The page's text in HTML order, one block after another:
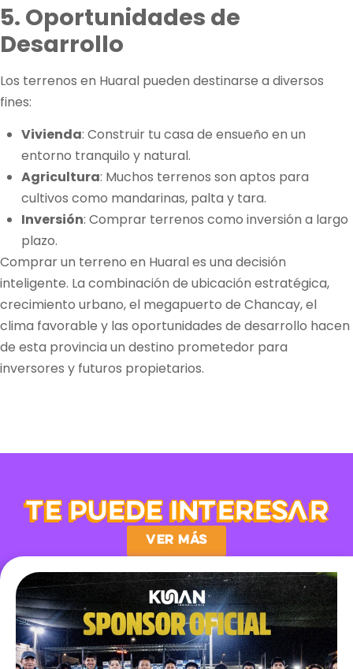
5. Oportunidades de
Desarrollo
Los terrenos en Huaral pueden destinarse a diversos
fines:
Vivienda: Construir tu casa de ensueño en un
entorno tranquilo y natural.
Agricultura: Muchos terrenos son aptos para
cultivos como mandarinas, palta y tara.
Inversión: Comprar terrenos como inversión a largo
plazo.
Comprar un terreno en Huaral es una decisión
inteligente. La combinación de ubicación estratégica,
crecimiento urbano, el megapuerto de Chancay, el
clima favorable y las oportunidades de desarrollo hacen
de esta provincia un destino prometedor para
inversores y futuros propietarios.
Te puede interesar
Ver más